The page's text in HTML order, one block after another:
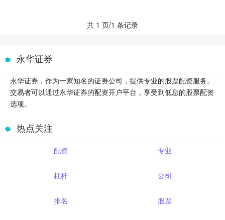
共 1 页/1 条记录
永华证券
永华证券，作为一家知名的证券公司，提供专业的股票配资服务。
交易者可以通过永华证券的配资开户平台，享受到低息的股票配资
选项。
热点关注
配资 专业
杠杆 公司
排名 股票